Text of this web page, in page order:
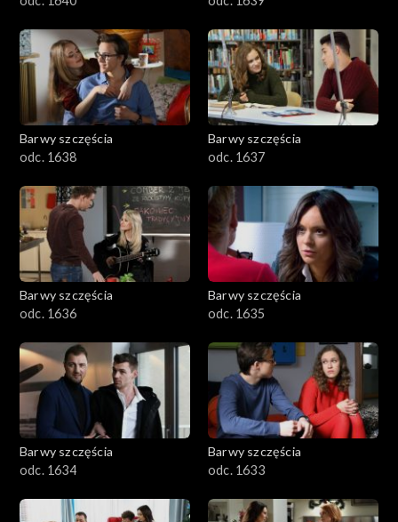
Barwy szczęścia
odc. 1638
Barwy szczęścia
odc. 1637
Barwy szczęścia
odc. 1636
Barwy szczęścia
odc. 1635
Barwy szczęścia
odc. 1634
Barwy szczęścia
odc. 1633